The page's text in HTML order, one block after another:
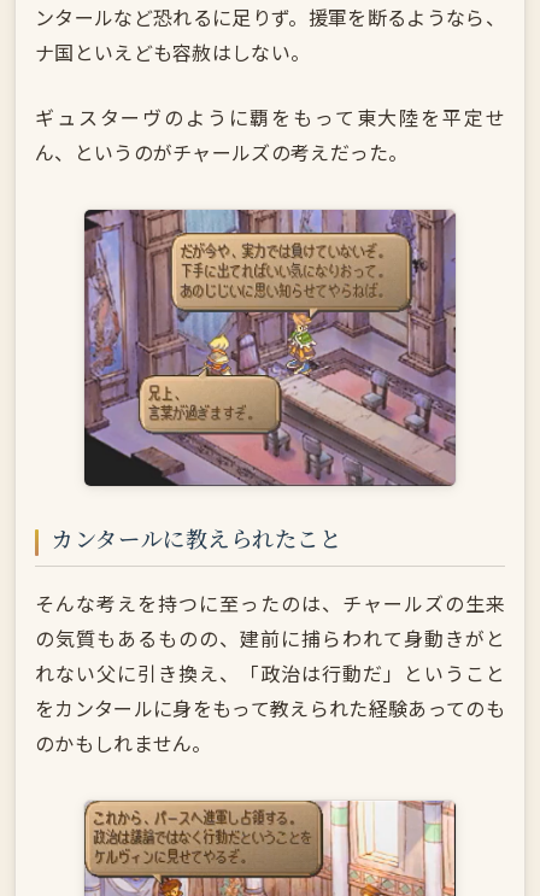
ンタールなど恐れるに足りず。援軍を断るようなら、
ナ国といえども容赦はしない。
ギュスターヴのように覇をもって東大陸を平定せ
ん、というのがチャールズの考えだった。
カンタールに教えられたこと
そんな考えを持つに至ったのは、チャールズの生来
の気質もあるものの、建前に捕らわれて身動きがと
れない父に引き換え、「政治は行動だ」ということ
をカンタールに身をもって教えられた経験あってのも
のかもしれません。